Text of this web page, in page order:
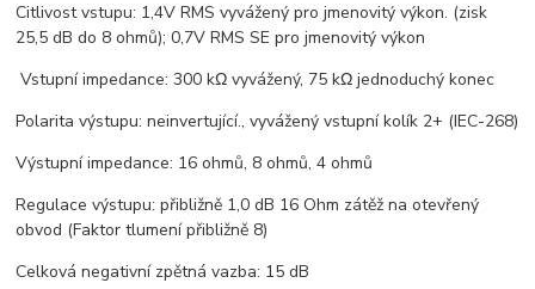
Citlivost vstupu: 1,4V RMS vyvážený pro jmenovitý výkon. (zisk
25,5 dB do 8 ohmů); 0,7V RMS SE pro jmenovitý výkon
Vstupní impedance: 300 kΩ vyvážený, 75 kΩ jednoduchý konec
Polarita výstupu: neinvertující., vyvážený vstupní kolík 2+ (IEC-268)
Výstupní impedance: 16 ohmů, 8 ohmů, 4 ohmů
Regulace výstupu: přibližně 1,0 dB 16 Ohm zátěž na otevřený
obvod (Faktor tlumení přibližně 8)
Celková negativní zpětná vazba: 15 dB